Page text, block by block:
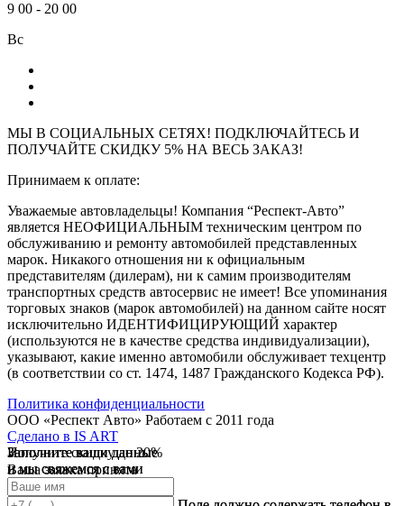
9 00 - 20 00
Вс
МЫ В СОЦИАЛЬНЫХ СЕТЯХ! ПОДКЛЮЧАЙТЕСЬ И
ПОЛУЧАЙТЕ СКИДКУ 5% НА ВЕСЬ ЗАКАЗ!
Принимаем к оплате:
Уважаемые автовладельцы! Компания “Респект-Авто”
является НЕОФИЦИАЛЬНЫМ техническим центром по
обслуживанию и ремонту автомобилей представленных
марок. Никакого отношения ни к официальным
представителям (дилерам), ни к самим производителям
транспортных средств автосервис не имеет! Все упоминания
торговых знаков (марок автомобилей) на данном сайте носят
исключительно ИДЕНТИФИЦИРУЮЩИЙ характер
(используются не в качестве средства индивидуализации),
указывают, какие именно автомобили обслуживает техцентр
(в соответствии со ст. 1474, 1487 Гражданского Кодекса РФ).
Политика конфиденциальности
ООО «Респект Авто» Работаем с 2011 года
Сделано в IS ART
Заполните ваши данные
и мы свяжемся с вами
Получите скидку до 20%
В течении 10 дней
мы предоставляем скидку
Заполните ваши данные
и мы свяжемся с вами
✓
Ваша заявка принята
✓
Ваш ответ принят